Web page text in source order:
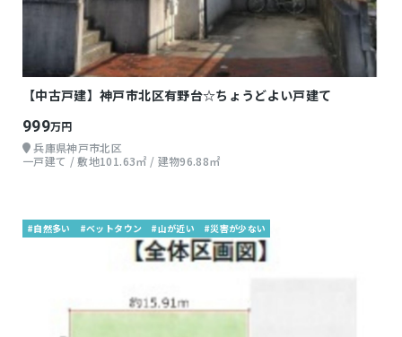
【中古戸建】神戸市北区有野台☆ちょうどよい戸建て
999万円
兵庫県神戸市北区
一戸建て / 敷地101.63㎡ / 建物96.88㎡
#自然多い #ベットタウン #山が近い #災害が少ない